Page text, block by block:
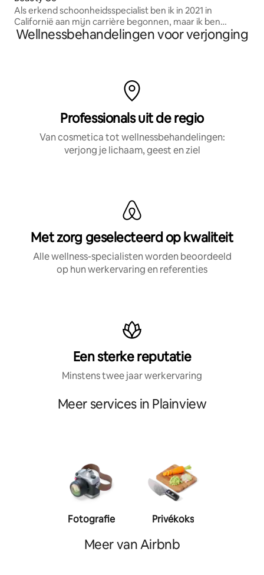
Als erkend schoonheidsspecialist ben ik in 2021 in
Californië aan mijn carrière begonnen, maar ik ben
onlangs terug verhuisd naar Stillwater, Oklahoma, waar ik
zelfbruiners en gezichtsbehandelingen aanbied. Ik ben
Wellnessbehandelingen voor verjonging
Professionals uit de regio
Van cosmetica tot wellnessbehandelingen:
verjong je lichaam, geest en ziel
Met zorg geselecteerd op kwaliteit
Alle wellness-specialisten worden beoordeeld
op hun werkervaring en referenties
Een sterke reputatie
Minstens twee jaar werkervaring
Meer services in Plainview
Fotografie Privékoks
Meer van Airbnb